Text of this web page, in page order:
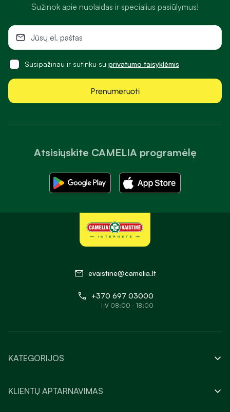
Atsisiųskite CAMELIA programėlę
Sužinok apie nuolaidas ir specialius pasiūlymus!
Susipažinau ir sutinku su privatumo taisyklėmis
Prenumeruoti
evaistine@camelia.lt
+370 697 03000
I-V 08:00 - 18:00
KATEGORIJOS
KLIENTŲ APTARNAVIMAS